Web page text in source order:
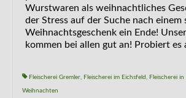
Wurstwaren als weihnachtliches
der Stress auf der Suche nach einem
Weihnachtsgeschenk ein Ende!
kommen bei allen gut an! Probiert es
Fleischerei Gremler, Fleischerei im Eichsfeld , Fleischerei
Weihnachten